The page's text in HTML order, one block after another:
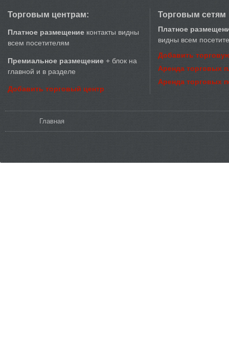
Торговым центрам:
Платное размещение контакты видны
всем посетителям
Премиальное размещение + блок на
главной и в разделе
Добавить торговый центр
Торговым сетям
Платное
видны всем
Добавить
Аренда торговых
Аренда торговых
Главная